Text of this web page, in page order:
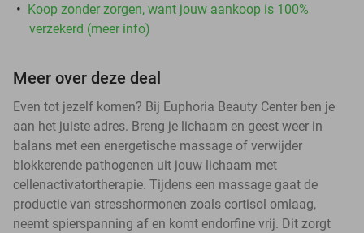
Koop zonder zorgen, want jouw aankoop is 100%
verzekerd (meer info)
Meer over deze deal
Even tot jezelf komen? Bij Euphoria Beauty Center ben je
aan het juiste adres. Breng je lichaam en geest weer in
balans met een energetische massage of verwijder
blokkerende pathogenen uit jouw lichaam met
cellenactivatortherapie. Tijdens een massage gaat de
productie van stresshormonen zoals cortisol omlaag,
neemt spierspanning af en komt endorfine vrij. Dit zorgt